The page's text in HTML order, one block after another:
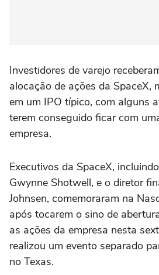
Investidores ‌de varejo
alocação ⁠de ações da SpaceX,
em um IPO típico, com alguns
terem conseguido ficar com
empresa.
Executivos da SpaceX,
Gwynne Shotwell, e o diretor
Johnsen, comemoraram na
após tocarem o sino de
as ações da empresa nesta
realizou ‌um evento separado
no Texas.